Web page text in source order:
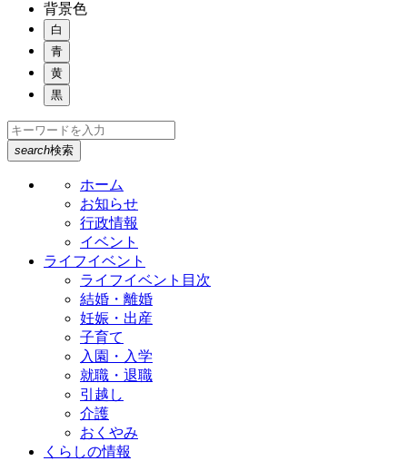
背景色
白
青
黄
黒
search検索
ホーム
お知らせ
行政情報
イベント
ライフイベント
ライフイベント目次
結婚・離婚
妊娠・出産
子育て
入園・入学
就職・退職
引越し
介護
おくやみ
くらしの情報